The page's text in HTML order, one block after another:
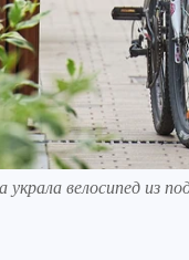
велосипед из